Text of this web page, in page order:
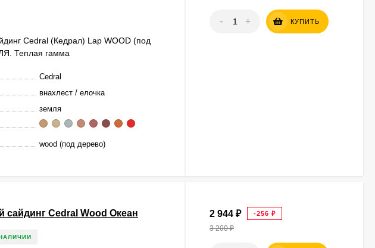
Cedral (Кедрал) Lap WOOD (под
Теплая гамма
Cedral
внахлест / елочка
земля
wood (под дерево)
- + КУПИТЬ
Cedral Wood Океан 2 944 ₽ -256 ₽
3 200₽